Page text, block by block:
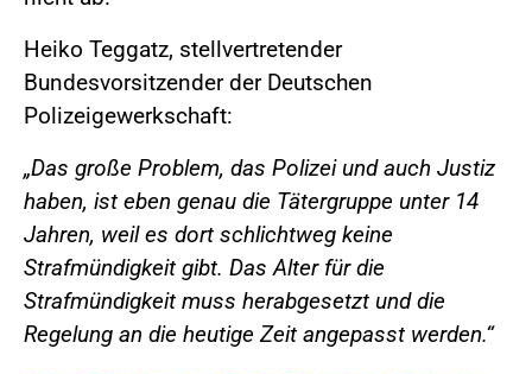
Heiko Teggatz, stellvertretender
Bundesvorsitzender der Deutschen
Polizeigewerkschaft:
„Das große Problem, das Polizei und auch Justiz
haben, ist eben genau die Tätergruppe unter 14
Jahren, weil es dort schlichtweg keine
Strafmündigkeit gibt. Das Alter für die
Strafmündigkeit muss herabgesetzt und die
Regelung an die heutige Zeit angepasst werden.“